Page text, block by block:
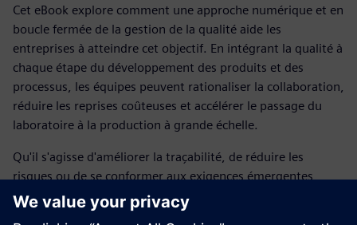
Cet eBook explore comment une approche numérique et en
boucle fermée de la gestion de la qualité aide les
entreprises à atteindre cet objectif. En intégrant la qualité à
chaque étape du développement des produits et des
processus, les équipes peuvent rationaliser la collaboration,
réduire les reprises coûteuses et accélérer le passage du
laboratoire à la production à grande échelle.
Qu'il s'agisse d'améliorer la traçabilité, de réduire les
risques ou de se conformer aux exigences émergentes
telles que le passeport batterie, la qualité devient le
fondement qui soutient à la fois l'innovation et le succès à